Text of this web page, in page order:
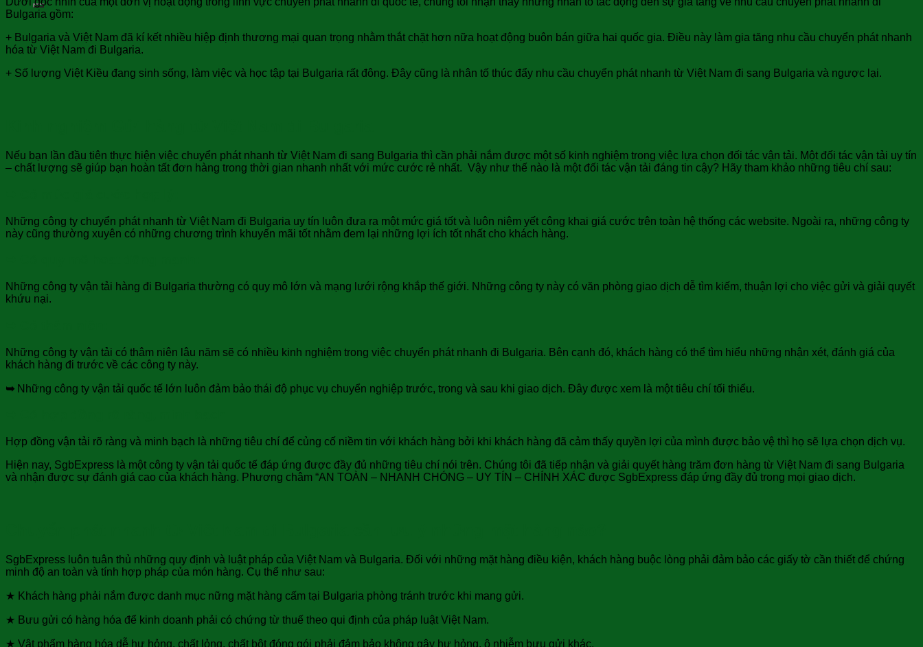
Bulgaria gồm:
+ Bulgaria và Việt Nam đã kí kết nhiều hiệp định thương mại quan trọng nhằm thắt chặt hơn nữa hoạt động buôn bán giữa hai quốc gia. Điều này làm gia tăng nhu cầu chuyển phát nhanh
hóa từ Việt Nam đi Bulgaria.
+ Số lượng Việt Kiều đang sinh sống, làm việc và học tập tại Bulgaria rất đông. Đây cũng là nhân tố thúc đẩy nhu cầu chuyển phát nhanh từ Việt Nam đi sang Bulgaria và ngược lại.
Nếu bạn lần đầu tiên thực hiện việc chuyển phát nhanh từ Việt Nam đi sang Bulgaria thì cần phải nắm được một số kinh nghiệm trong việc lựa chọn đối tác vận tải. Một đối tác vận tải uy tín
– chất lượng sẽ giúp bạn hoàn tất đơn hàng trong thời gian nhanh nhất với mức cước rẻ nhất. Vậy như thế nào là một đối tác vận tải đáng tin cậy? Hãy tham khảo những tiêu chí sau:
Những công ty chuyển phát nhanh từ Việt Nam đi Bulgaria uy tín luôn đưa ra một mức giá tốt và luôn niêm yết công khai giá cước trên toàn hệ thống các website. Ngoài ra, những công ty
này cũng thường xuyên có những chương trình khuyến mãi tốt nhằm đem lại những lợi ích tốt nhất cho khách hàng.
Những công ty vận tải hàng đi Bulgaria thường có quy mô lớn và mạng lưới rộng khắp thế giới. Những công ty này có văn phòng giao dịch dễ tìm kiếm, thuận lợi cho việc gửi và giải quyết
khứu nại.
Những công ty vận tải có thâm niên lâu năm sẽ có nhiều kinh nghiệm trong việc chuyển phát nhanh đi Bulgaria. Bên cạnh đó, khách hàng có thể tìm hiểu những nhận xét, đánh giá của
khách hàng đi trước về các công ty này.
➥ Những công ty vận tải quốc tế lớn luôn đảm bảo thái độ phục vụ chuyển nghiệp trước, trong và sau khi giao dịch. Đây được xem là một tiêu chí tối thiểu.
Hợp đồng vận tải rõ ràng và minh bạch là những tiêu chí để củng cố niềm tin với khách hàng bởi khi khách hàng đã cảm thấy quyền lợi của mình được bảo vệ thì họ sẽ lựa chọn dịch vụ.
Hiện nay, SgbExpress là một công ty vận tải quốc tế đáp ứng được đầy đủ những tiêu chí nói trên. Chúng tôi đã tiếp nhận và giải quyết hàng trăm đơn hàng từ Việt Nam đi sang Bulgaria
và nhận được sự đánh giá cao của khách hàng. Phương châm “AN TOÀN – NHANH CHÓNG – UY TÍN – CHÍNH XÁC được SgbExpress đáp ứng đầy đủ trong mọi giao dịch.
SgbExpress luôn tuân thủ những quy định và luật pháp của Việt Nam và Bulgaria. Đối với những mặt hàng điều kiện, khách hàng buộc lòng phải đảm bảo các giấy tờ cần thiết để chứng
minh độ an toàn và tính hợp pháp của món hàng. Cụ thể như sau:
★ Khách hàng phải nắm được danh mục nững mặt hàng cấm tại Bulgaria phòng tránh trước khi mang gửi.
★ Bưu gửi có hàng hóa để kinh doanh phải có chứng từ thuế theo qui định của pháp luật Việt Nam.
★ Vật phẩm hàng hóa dễ hư hỏng, chất lỏng, chất bột đóng gói phải đảm bảo không gây hư hỏng, ô nhiễm bưu gửi khác.